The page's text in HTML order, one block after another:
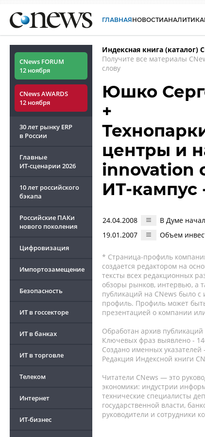
ГЛАВНАЯНОВОСТИАНАЛИТИКА
CNews FORUM
12 ноября
CNews AWARDS
12 ноября
30 лет рынку ERP
в России
Главные
ИТ-сценарии 2026
10 лет российского
бэкапа
Российские ПАКи
нового поколения
Цифровизация
Импортозамещение
Безопасность
ИТ в госсекторе
ИТ в банках
ИТ в торговле
Телеком
Интернет
ИТ-бизнес
Индексная книга (каталог)
Получите все материалы
слову
Юшко
+
центры и
innovation
ИТ-кампус
24.04.2008
В Думе
19.01.2007
Объем
* Страница-профиль
создается редактором на
тексты всех редакционных
обзоры рынков, интервью, а
публикаций на CNews было
профиль. Профиль может
презентацией о компании
Обработан архив
Ключевых фраз выявлено -
Создано именных указателей
Редакция Индексной книги
Читатели CNews — это
экономики: индустрии
технические специалисты
государственной власти,
руководители и сотрудники